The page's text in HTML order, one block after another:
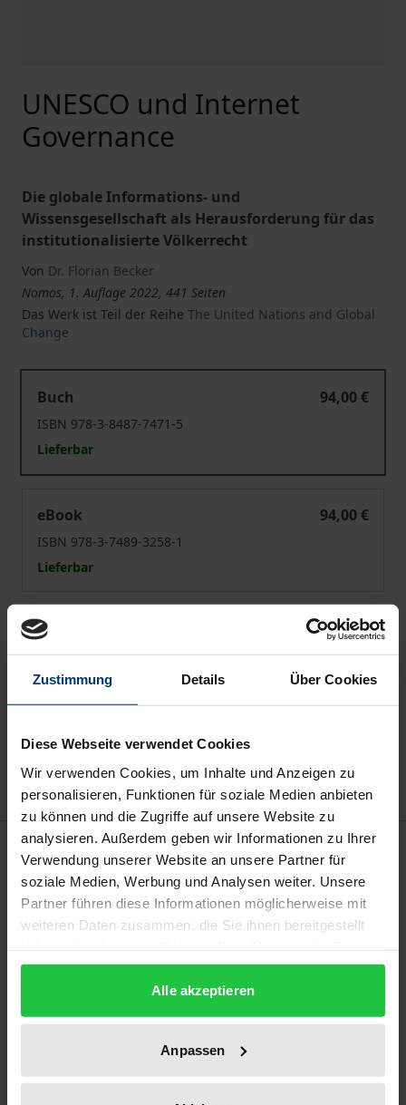
Zustimmung Details Über Cookies
Diese Webseite verwendet Cookies
Wir verwenden Cookies, um Inhalte und Anzeigen zu
personalisieren, Funktionen für soziale Medien anbieten
zu können und die Zugriffe auf unsere Website zu
analysieren. Außerdem geben wir Informationen zu Ihrer
Verwendung unserer Website an unsere Partner für
soziale Medien, Werbung und Analysen weiter. Unsere
Partner führen diese Informationen möglicherweise mit
weiteren Daten zusammen, die Sie ihnen bereitgestellt
gesammelt haben.
Alle akzeptieren
Anpassen
UNESCO und Internet
Governance
Die globale Informations- und
Wissensgesellschaft als Herausforderung für das
institutionalisierte Völkerrecht
Von Dr. Florian Becker
Nomos, 1. Auflage 2022, 441 Seiten
Das Werk ist Teil der Reihe The United Nations and Global
Change
Buch
94,00 €
ISBN 978-3-8487-7471-5
Lieferbar
eBook
94,00 €
ISBN 978-3-7489-3258-1
Lieferbar
Preisangaben inkl. MwSt. Abhängig von der Lieferadresse
Hinweise zu Versandkosten
Beschreibung
Wie leistet die UNESCO mit ihren Konzepten zur
Informations- und Wissensgesellschaft einen
Abhandlung werden ausgewählte UNESCO-
Instrumente aus menschenrechtlicher Sicht
bewertet und anhand innovativer Ansätze zur
rechtlichen Erfassung von Governance-